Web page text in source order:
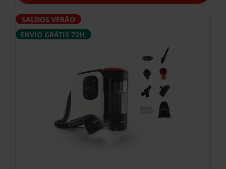
SALDOS VERÃO
ENVIO GRÁTIS 72H.